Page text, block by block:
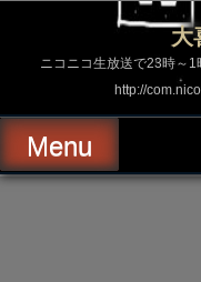
ス
ッ
プ
大
ニコニコ生放送で23時～
http://
Menu